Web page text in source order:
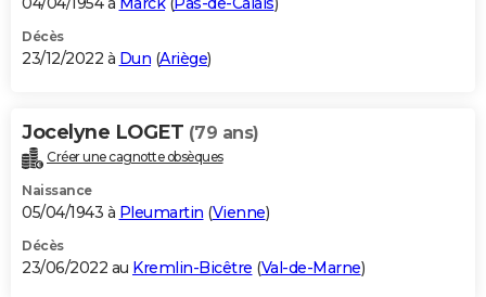
Décès
23/12/2022 à Dun (Ariège)
Jocelyne LOGET (79 ans)
Créer une cagnotte obsèques
Naissance
05/04/1943 à Pleumartin (Vienne)
Décès
23/06/2022 au Kremlin-Bicêtre (Val-de-Marne)